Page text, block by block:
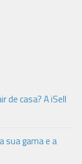
de casa? A iSell
sua gama e a